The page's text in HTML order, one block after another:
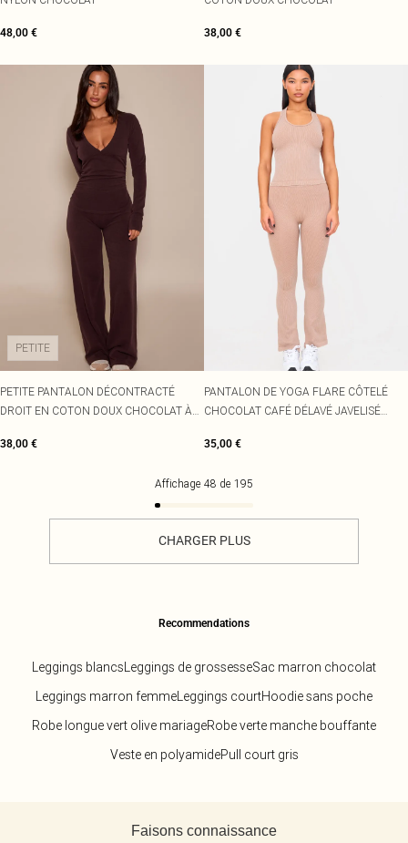
48,00 € 38,00 €
PETITE
PETITE PANTALON DÉCONTRACTÉ
DROIT EN COTON DOUX CHOCOLAT À
38,00 €
PANTALON DE YOGA FLARE CÔTELÉ
CHOCOLAT CAFÉ DÉLAVÉ JAVELISÉ
35,00 €
Affichage 48 de 195
CHARGER PLUS
Recommendations
Leggings blancsLeggings de grossesseSac marron chocolat
Leggings marron femmeLeggings courtHoodie sans poche
Robe longue vert olive mariageRobe verte manche bouffante
Veste en polyamidePull court gris
Faisons connaissance